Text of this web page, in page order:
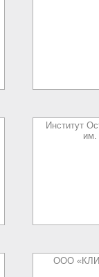
Институт
им.
ООО